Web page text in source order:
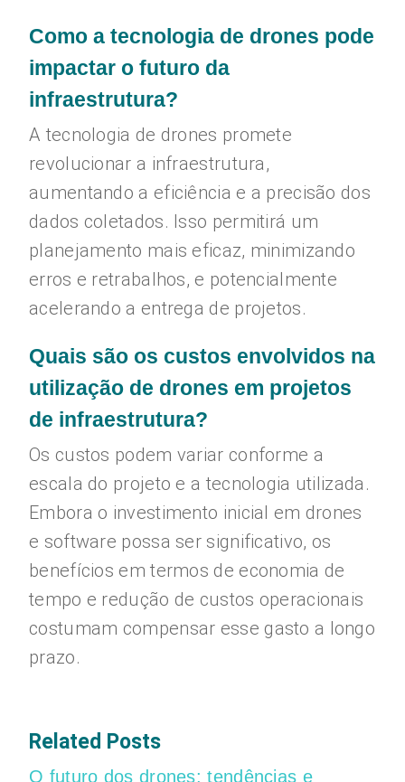
Como a tecnologia de drones pode
impactar o futuro da
infraestrutura?
A tecnologia de drones promete
revolucionar a infraestrutura,
aumentando a eficiência e a precisão dos
dados coletados. Isso permitirá um
planejamento mais eficaz, minimizando
erros e retrabalhos, e potencialmente
acelerando a entrega de projetos.
Quais são os custos envolvidos na
utilização de drones em projetos
de infraestrutura?
Os custos podem variar conforme a
escala do projeto e a tecnologia utilizada.
Embora o investimento inicial em drones
e software possa ser significativo, os
benefícios em termos de economia de
tempo e redução de custos operacionais
costumam compensar esse gasto a longo
prazo.
Related Posts
O futuro dos drones: tendências e